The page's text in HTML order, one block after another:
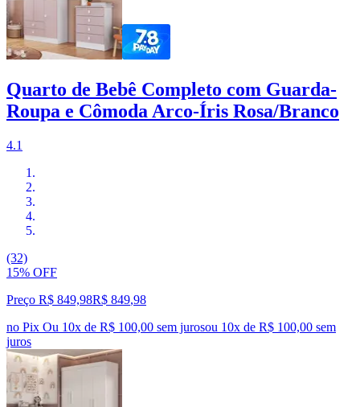
Quarto de Bebê Completo com Guarda-
Roupa e Cômoda Arco-Íris Rosa/Branco
4.1
(32)
15% OFF
Preço R$ 849,98R$ 849,98
no Pix Ou 10x de R$ 100,00 sem jurosou 10x de R$ 100,00 sem
juros